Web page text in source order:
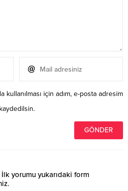
kullanılması için adım, e-posta adresim
İlk yorumu yukarıdaki form